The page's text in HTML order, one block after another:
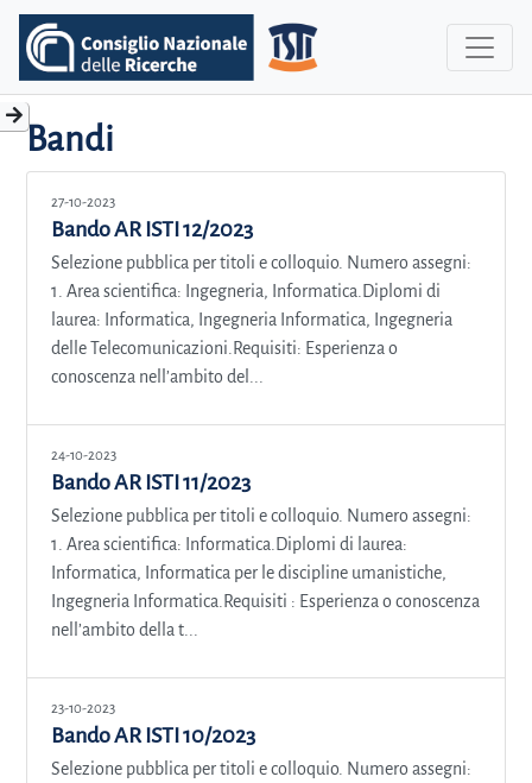
Bandi
27-10-2023
Bando AR ISTI 12/2023
Selezione pubblica per titoli e colloquio. Numero assegni:
1. Area scientifica: Ingegneria, Informatica.Diplomi di
laurea: Informatica, Ingegneria Informatica, Ingegneria
delle Telecomunicazioni.Requisiti: Esperienza o
conoscenza nell’ambito del...
24-10-2023
Bando AR ISTI 11/2023
Selezione pubblica per titoli e colloquio. Numero assegni:
1. Area scientifica: Informatica.Diplomi di laurea:
Informatica, Informatica per le discipline umanistiche,
Ingegneria Informatica.Requisiti : Esperienza o conoscenza
nell’ambito della t...
23-10-2023
Bando AR ISTI 10/2023
Selezione pubblica per titoli e colloquio. Numero assegni: